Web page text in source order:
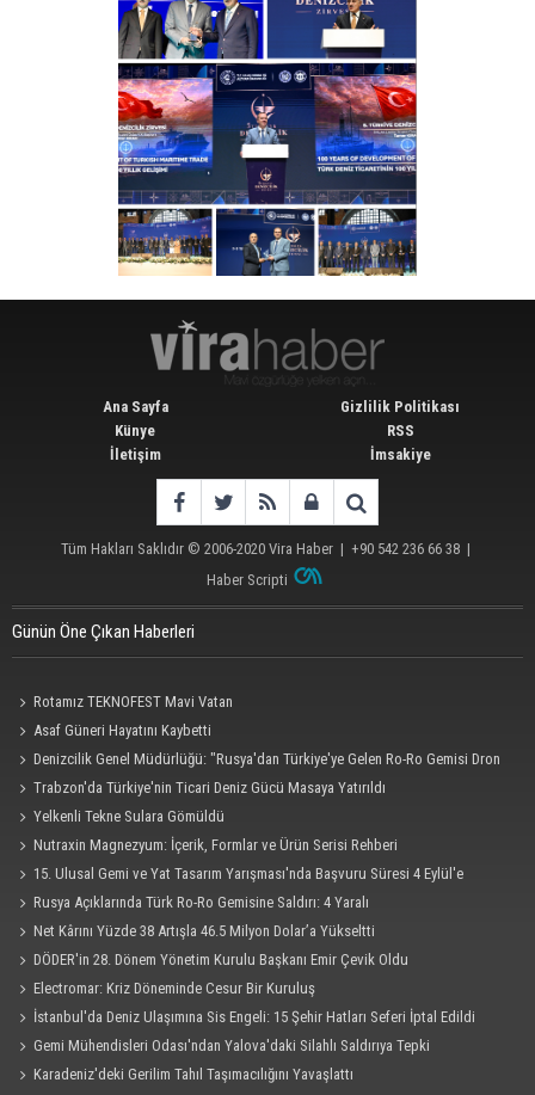
Ana Sayfa
Künye
İletişim
Gizlilik Politikası
RSS
İmsakiye
Tüm Hakları Saklıdır © 2006-2020 Vira Haber | +90 542 236 66 38 |
Haber Scripti
Günün Öne Çıkan Haberleri
Rotamız TEKNOFEST Mavi Vatan
Asaf Güneri Hayatını Kaybetti
Denizcilik Genel Müdürlüğü: "Rusya'dan Türkiye'ye Gelen Ro-Ro Gemisi Dron
Saldırısına Uğradı"
Trabzon'da Türkiye'nin Ticari Deniz Gücü Masaya Yatırıldı
Yelkenli Tekne Sulara Gömüldü
Nutraxin Magnezyum: İçerik, Formlar ve Ürün Serisi Rehberi
15. Ulusal Gemi ve Yat Tasarım Yarışması'nda Başvuru Süresi 4 Eylül'e
Uzatıldı
Rusya Açıklarında Türk Ro-Ro Gemisine Saldırı: 4 Yaralı
Net Kârını Yüzde 38 Artışla 46.5 Milyon Dolar’a Yükseltti
DÖDER'in 28. Dönem Yönetim Kurulu Başkanı Emir Çevik Oldu
Electromar: Kriz Döneminde Cesur Bir Kuruluş
İstanbul'da Deniz Ulaşımına Sis Engeli: 15 Şehir Hatları Seferi İptal Edildi
Gemi Mühendisleri Odası'ndan Yalova'daki Silahlı Saldırıya Tepki
Karadeniz'deki Gerilim Tahıl Taşımacılığını Yavaşlattı